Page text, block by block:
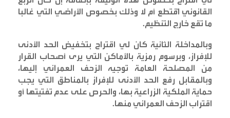
القانوني اُقتطع أم لا وذلك بخصوص الأراضي التي غالبا
ما تقع خارج التنظيم.
وبالمداخلة الثانية كان لي اقتراح بتخفيض الحد الأدنى
للإفراز، وبرسوم رمزية بالأماكن التي يرى أصحاب القرار
من المصلحة العامة توجيه الزحف العمراني إليها،
وبالمقابل رفع الحد الأدنى للإفراز بالمناطق التي يجب
حماية الملكية الزراعية بها، والحرص على عدم تفتيتها أو
اقتراب الزحف العمراني منها.